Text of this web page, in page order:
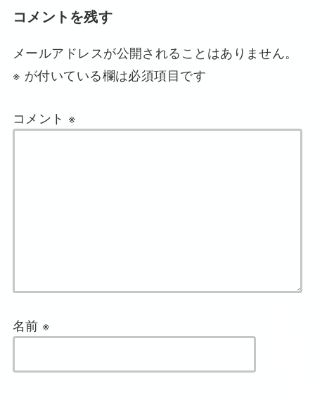
コメントを残す
メールアドレスが公開されることはありません。
※ が付いている欄は必須項目です
コメント ※
名前 ※